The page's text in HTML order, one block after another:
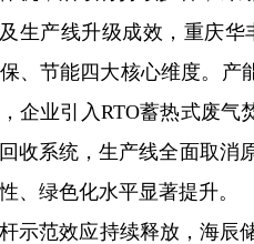
生产线升级成效，重庆
、节能四大核心维度。产
企业引入RTO蓄热式废气
收系统，生产线全面取消
、绿色化水平显著提升。
示范效应持续释放，海辰